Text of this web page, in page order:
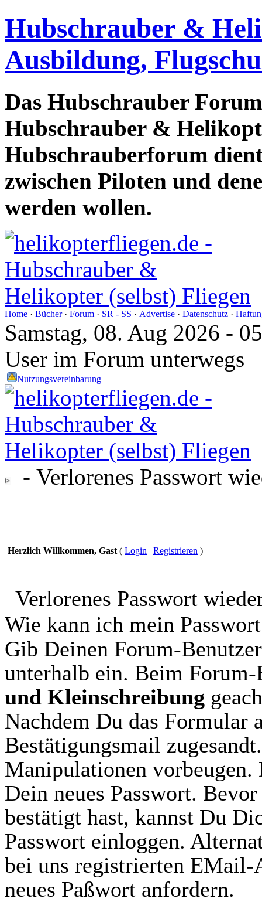
Hubschrauber &
Ausbildung,
Das Hubschrauber
Hubschrauber &
Hubschrauberforum
zwischen Piloten und
werden wollen.
Home · Bücher· Forum · SR - SS · Advertise · Datenschutz ·
Samstag, 08. Aug 2026 -
User im Forum unterwegs
Nutzungsvereinbarung
- Verlorenes Passwort
Herzlich Willkommen, Gast ( Login | Registrieren )
Verlorenes Passwort
Wie kann ich mein
Gib Deinen Forum-
unterhalb ein. Beim
und Kleinschreibung
Nachdem Du das
Bestätigungsmail
Manipulationen
Dein neues Passwort.
bestätigt hast, kannst Du
Passwort einloggen.
bei uns registrierten EMail-
neues Paßwort anfordern.